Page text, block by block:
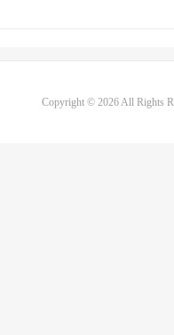
Copyright © 2026 All Rights